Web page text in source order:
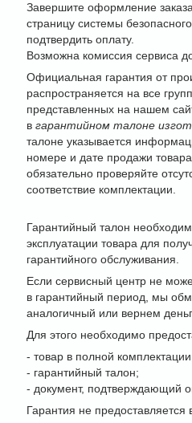
Завершите оформление
страницу системы
подтвердить оплату.
Возможна комиссия сервиса
Официальная гарантия от
распространяется на все
представленных на нашем
в гарантийном талоне
талоне указывается
номере и дате продажи
обязательно проверяйте
соответствие комплектации.
Гарантийный талон
эксплуатации товара для
гарантийного обслуживания.
Если сервисный центр не
в гарантийный период, мы
аналогичный или вернем
Для этого необходимо
- товар в полной
- гарантийный талон;
- документ, подтверждающий
Гарантия не